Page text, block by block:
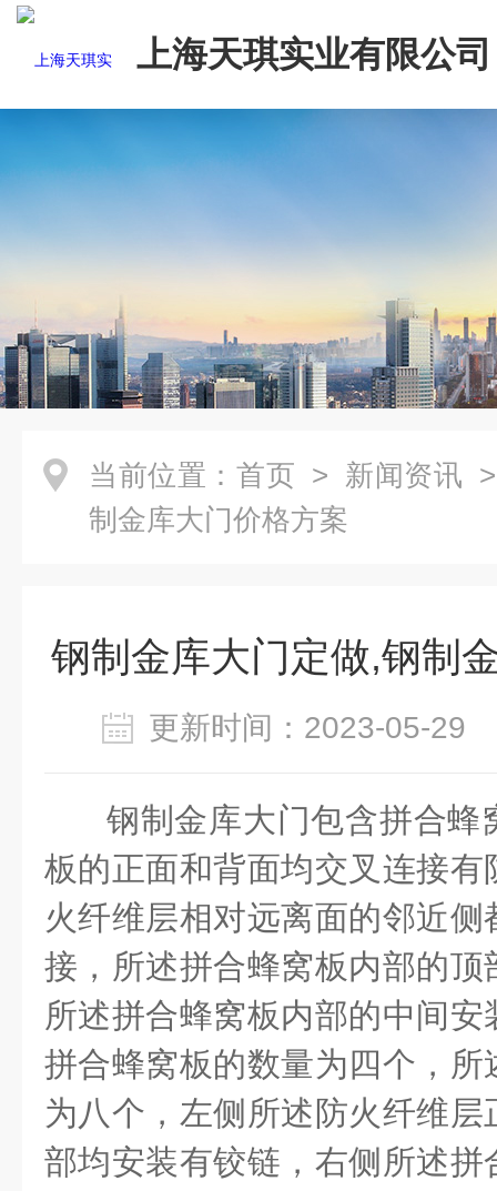
上海天琪实业有限公司
当前位置： 首页 > 新闻资讯
制金库大门价格方案
钢制金库大门定做,钢制
更新时间：2023-05-
钢制金库大门包含拼合蜂
板的正面和背面均交叉连接
火纤维层相对远离面的邻近
接，所述拼合蜂窝板内部的
所述拼合蜂窝板内部的中间
拼合蜂窝板的数量为四个，
为八个，左侧所述防火纤维
部均安装有铰链，右侧所述